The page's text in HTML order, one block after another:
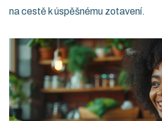
na cestě k úspěšnému zotavení.